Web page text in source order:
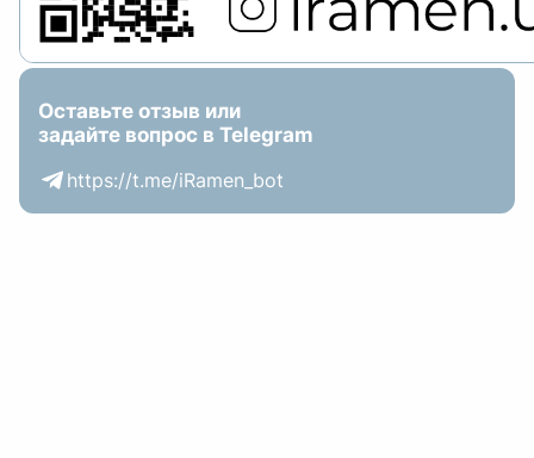
Оставьте отзыв или
задайте вопрос в Telegram
https://t.me/iRamen_bot